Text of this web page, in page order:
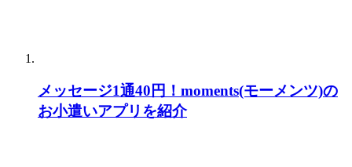
メッセージ1通40円！moments(モーメンツ)の
お小遣いアプリを紹介